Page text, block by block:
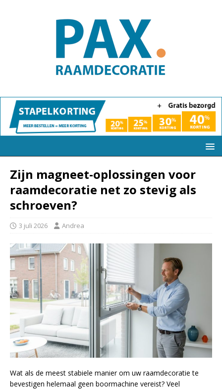
Zijn magneet-oplossingen voor
raamdecoratie net zo stevig als
schroeven?
3 juli 2026 Andrea
Wat als de meest stabiele manier om uw raamdecoratie te
bevestigen helemaal geen boormachine vereist? Veel